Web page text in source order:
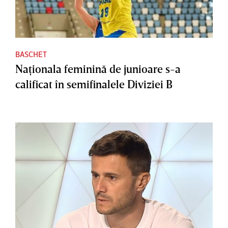
BASCHET
Naţionala feminină de junioare s-a
calificat în semifinalele Diviziei B